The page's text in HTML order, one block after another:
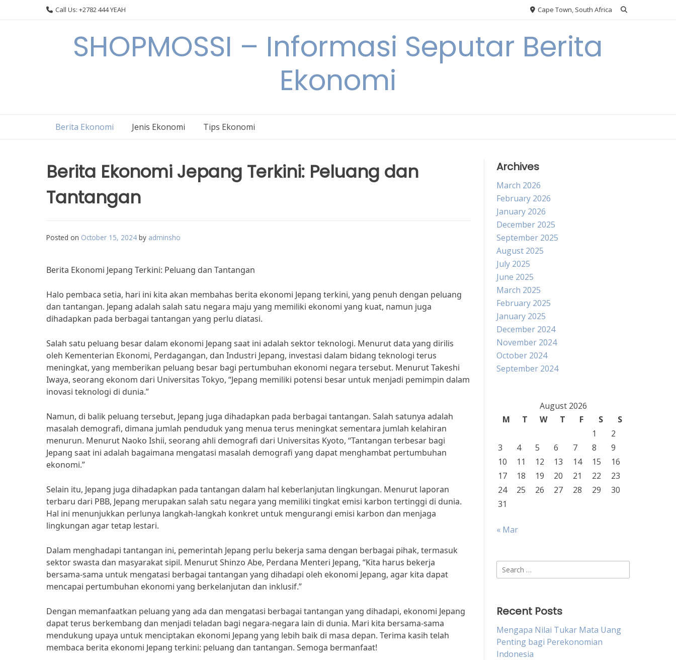
Call Us: +2782 444 YEAH Cape Town, South Africa
SHOPMOSSI – Informasi Seputar Berita
Ekonomi
Berita Ekonomi Jenis Ekonomi Tips Ekonomi
Berita Ekonomi Jepang Terkini: Peluang dan
Tantangan
Posted on October 15, 2024 by adminsho
Berita Ekonomi Jepang Terkini: Peluang dan Tantangan
Halo pembaca setia, hari ini kita akan membahas berita ekonomi Jepang terkini, yang penuh dengan peluang
dan tantangan. Jepang adalah salah satu negara maju yang memiliki ekonomi yang kuat, namun juga
dihadapkan pada berbagai tantangan yang perlu diatasi.
Salah satu peluang besar dalam ekonomi Jepang saat ini adalah sektor teknologi. Menurut data yang dirilis
oleh Kementerian Ekonomi, Perdagangan, dan Industri Jepang, investasi dalam bidang teknologi terus
meningkat, yang memberikan peluang besar bagi pertumbuhan ekonomi negara tersebut. Menurut Takeshi
Iwaya, seorang ekonom dari Universitas Tokyo, “Jepang memiliki potensi besar untuk menjadi pemimpin dalam
inovasi teknologi di dunia.”
Namun, di balik peluang tersebut, Jepang juga dihadapkan pada berbagai tantangan. Salah satunya adalah
masalah demografi, dimana jumlah penduduk yang menua terus meningkat sementara jumlah kelahiran
menurun. Menurut Naoko Ishii, seorang ahli demografi dari Universitas Kyoto, “Tantangan terbesar bagi
Jepang saat ini adalah bagaimana mengatasi masalah demografi yang dapat menghambat pertumbuhan
ekonomi.”
Selain itu, Jepang juga dihadapkan pada tantangan dalam hal keberlanjutan lingkungan. Menurut laporan
terbaru dari PBB, Jepang merupakan salah satu negara yang memiliki tingkat emisi karbon tertinggi di dunia.
Hal ini menunjukkan perlunya langkah-langkah konkret untuk mengurangi emisi karbon dan menjaga
lingkungan agar tetap lestari.
Dalam menghadapi tantangan ini, pemerintah Jepang perlu bekerja sama dengan berbagai pihak, termasuk
sektor swasta dan masyarakat sipil. Menurut Shinzo Abe, Perdana Menteri Jepang, “Kita harus bekerja
bersama-sama untuk mengatasi berbagai tantangan yang dihadapi oleh ekonomi Jepang, agar kita dapat
mencapai pertumbuhan ekonomi yang berkelanjutan dan inklusif.”
Dengan memanfaatkan peluang yang ada dan mengatasi berbagai tantangan yang dihadapi, ekonomi Jepang
dapat terus berkembang dan menjadi teladan bagi negara-negara lain di dunia. Mari kita bersama-sama
mendukung upaya untuk menciptakan ekonomi Jepang yang lebih baik di masa depan. Terima kasih telah
membaca berita ekonomi Jepang terkini: peluang dan tantangan. Semoga bermanfaat!
Archives
March 2026
February 2026
January 2026
December 2025
September 2025
August 2025
July 2025
June 2025
March 2025
February 2025
January 2025
December 2024
November 2024
October 2024
September 2024
August 2026
M
T W T F S
S
1
2
3
4 5 6 7 8
9
10
11 12 13 14 15
16
17
18 19 20 21 22
23
24
25 26 27 28 29
30
31
« Mar
Search
for:
Recent Posts
Mengapa Nilai Tukar Mata Uang
Penting bagi Perekonomian
Indonesia